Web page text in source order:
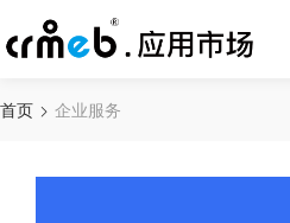
首页 企业服务